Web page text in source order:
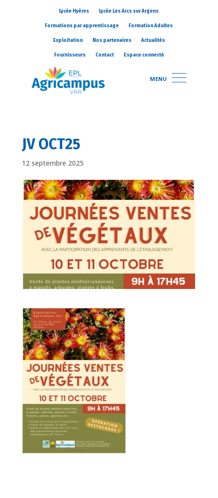
Lycée Hyères Lycée Les Arcs sur Argens
Formations par apprentissage Formation Adultes
Exploitation Nos partenaires Actualités
Fournisseurs Contact Espace connecté
MENU
JV OCT25
12 septembre 2025